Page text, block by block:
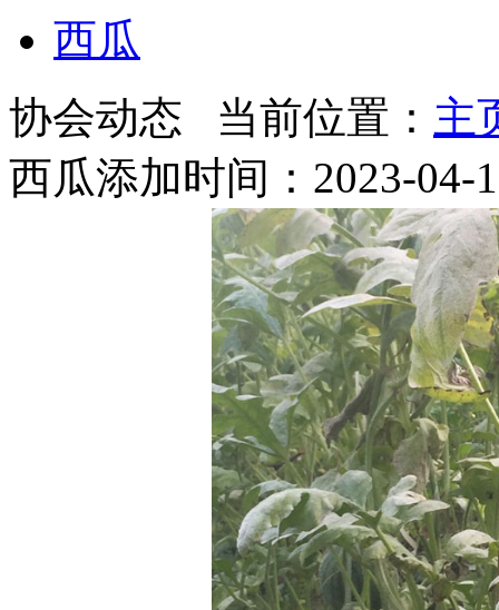
西瓜
协会动态
当前位置： 主
西瓜添加时间：2023-04-